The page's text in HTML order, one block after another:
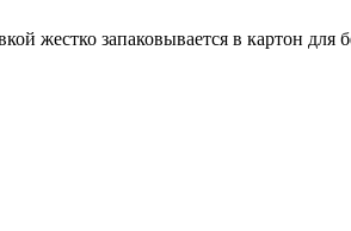
жестко запаковывается в картон для